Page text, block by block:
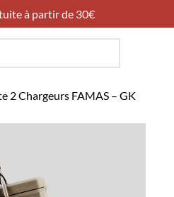
à partir de 30€
2 Chargeurs FAMAS – GK